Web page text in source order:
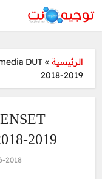
الرئيسية »
DUT
2018-2019
2019
2018